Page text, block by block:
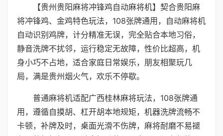
【贵州贵阳麻将冲锋鸡自动麻将机】契合贵阳麻
将冲锋鸡、金鸡特色玩法，108张牌通用，自动麻将机
自动识别鸡牌，计分精准无误，完全贴合本地习俗，
静音洗牌不扰邻，运行稳定无故障，性价比超高，机
身小巧不占地，适合家庭日常娱乐，朋友相聚玩几
局，满是贵州烟火气，欢乐不停歇。
普通麻将机适配广西桂林麻将玩法，108张牌通
用，遵循自摸胡、杠开胡本地规矩，机器洗牌流畅不
卡顿，补牌及时，桌面光滑不伤牌，麻将耐磨不易褪